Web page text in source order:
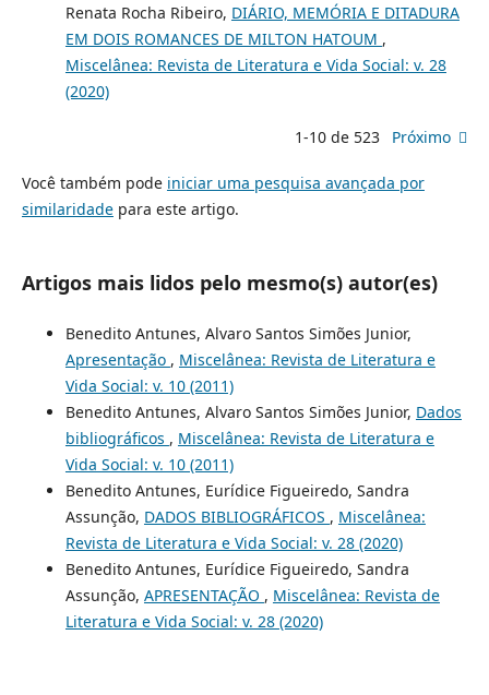
Renata Rocha Ribeiro, DIÁRIO, MEMÓRIA E DITADURA
EM DOIS ROMANCES DE MILTON HATOUM ,
Miscelânea: Revista de Literatura e Vida Social: v. 28
(2020)
1-10 de 523 Próximo
Você também pode iniciar uma pesquisa avançada por
similaridadepara este artigo.
Artigos mais lidos pelo mesmo(s) autor(es)
Benedito Antunes, Alvaro Santos Simões Junior,
Apresentação , Miscelânea: Revista de Literatura e
Vida Social: v. 10 (2011)
Benedito Antunes, Alvaro Santos Simões Junior, Dados
bibliográficos , Miscelânea: Revista de Literatura e
Vida Social: v. 10 (2011)
Benedito Antunes, Eurídice Figueiredo, Sandra
Assunção, DADOS BIBLIOGRÁFICOS , Miscelânea:
Revista de Literatura e Vida Social: v. 28 (2020)
Benedito Antunes, Eurídice Figueiredo, Sandra
Assunção, APRESENTAÇÃO , Miscelânea: Revista de
Literatura e Vida Social: v. 28 (2020)